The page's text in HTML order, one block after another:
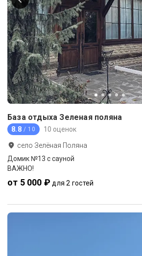
База отдыха Зеленая поляна
8.8 / 10 10 оценок
село Зелёная Поляна
Домик №13 с сауной
ВАЖНО!
от 5 000 ₽ для 2 гостей